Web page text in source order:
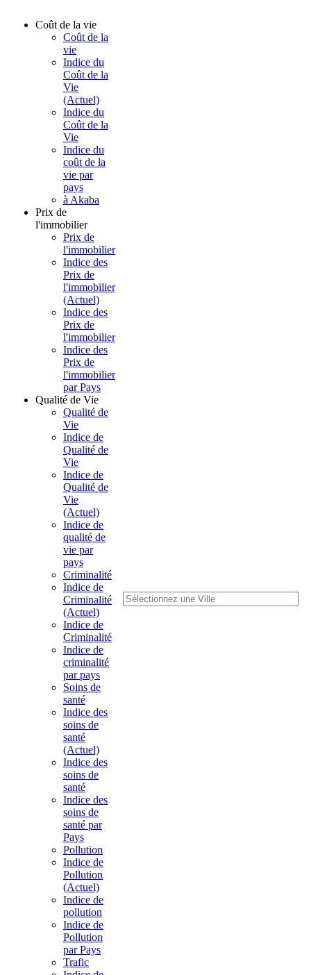
Coût de la vie
Coût de la
vie
Indice du
Coût de la
Vie
(Actuel)
Indice du
Coût de la
Vie
Indice du
coût de la
vie par
pays
à Akaba
Prix de
l'immobilier
Prix de
l'immobilier
Indice des
Prix de
l'immobilier
(Actuel)
Indice des
Prix de
l'immobilier
Indice des
Prix de
l'immobilier
par Pays
Qualité de Vie
Qualité de
Vie
Indice de
Qualité de
Vie
Indice de
Qualité de
Vie
(Actuel)
Indice de
qualité de
vie par
pays
Criminalité
Indice de
Criminalité
(Actuel)
Indice de
Criminalité
Indice de
criminalité
par pays
Soins de
santé
Indice des
soins de
santé
(Actuel)
Indice des
soins de
santé
Indice des
soins de
santé par
Pays
Pollution
Indice de
Pollution
(Actuel)
Indice de
pollution
Indice de
Pollution
par Pays
Trafic